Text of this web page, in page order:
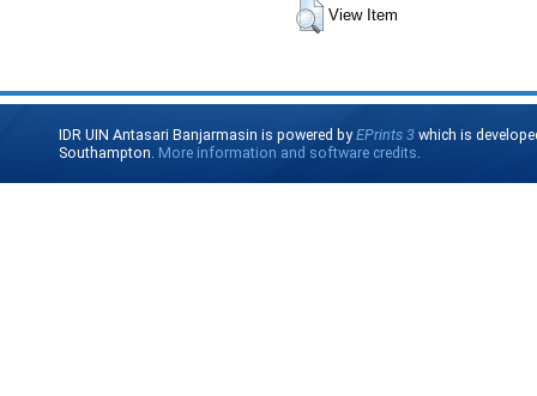
View Item
IDR UIN Antasari Banjarmasin is powered byEPrints 3 which is
Southampton. More information and software credits.